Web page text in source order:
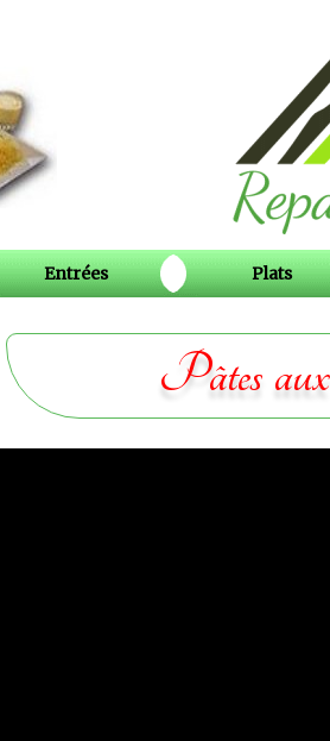
Entrées Plats
Pâtes aux